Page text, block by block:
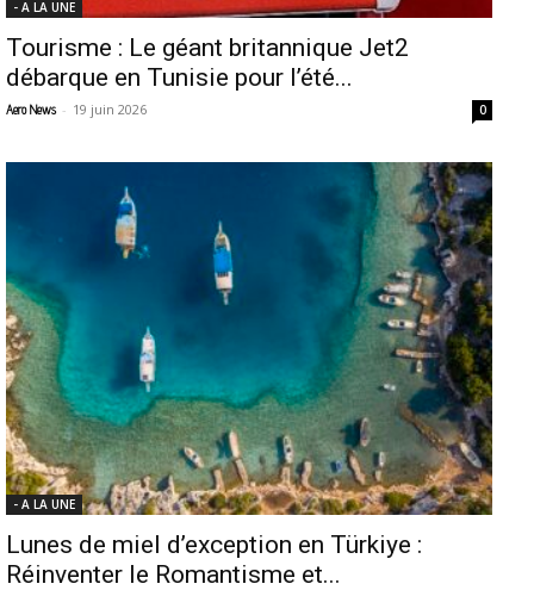
- A LA UNE
Tourisme : Le géant britannique Jet2
débarque en Tunisie pour l’été...
Aero News - 19 juin 2026 0
- A LA UNE
Lunes de miel d’exception en Türkiye :
Réinventer le Romantisme et...